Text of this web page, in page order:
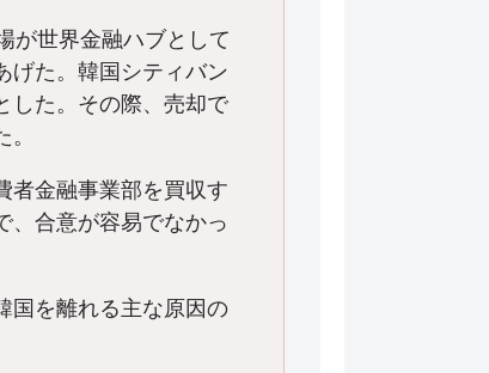
が世界金融ハブとして
げた。韓国シティバン
した。その際、売却で
者金融事業部を買収す
、合意が容易でなかっ
国を離れる主な原因の